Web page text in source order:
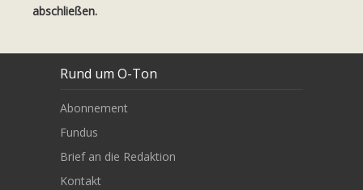
abschließen.
Rund um O-Ton
Abonnement
Fundus
Brief an die Redaktion
Kontakt